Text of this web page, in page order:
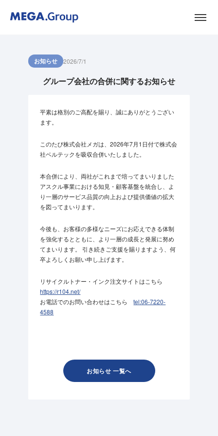
お知らせ 2026/7/1
グループ会社の合併に関するお知らせ
平素は格別のご高配を賜り、誠にありがとうござい
ます。
このたび株式会社メガは、2026年7月1日付で株式会
社ベルテックを吸収合併いたしました。
本合併により、両社がこれまで培ってまいりました
アスクル事業における知見・顧客基盤を統合し、よ
り一層のサービス品質の向上および提供価値の拡大
を図ってまいります。
今後も、お客様の多様なニーズにお応えできる体制
を強化するとともに、より一層の成長と発展に努め
てまいります。 引き続きご支援を賜りますよう、何
卒よろしくお願い申し上げます。
リサイクルトナー・インク注文サイトはこちら
https://r104.net/
お電話でのお問い合わせはこちらtel:06-7220-
4588
お知らせ 一覧へ